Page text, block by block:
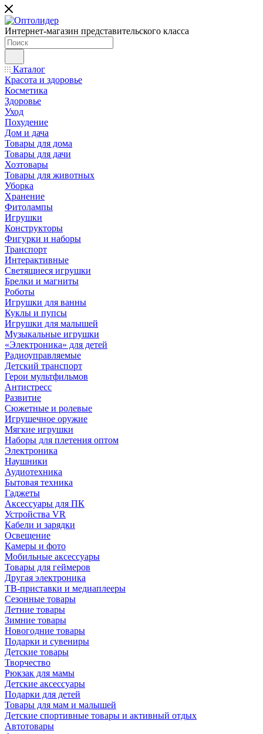
Интернет-магазин представительского класса
Каталог
Красота и здоровье
Косметика
Здоровье
Уход
Похудение
Дом и дача
Товары для дома
Товары для дачи
Хозтовары
Товары для животных
Уборка
Хранение
Фитолампы
Игрушки
Конструкторы
Фигурки и наборы
Транспорт
Интерактивные
Светящиеся игрушки
Брелки и магниты
Роботы
Игрушки для ванны
Куклы и пупсы
Игрушки для малышей
Музыкальные игрушки
«Электроника» для детей
Радиоуправляемые
Детский транспорт
Герои мультфильмов
Антистресс
Развитие
Сюжетные и ролевые
Игрушечное оружие
Мягкие игрушки
Наборы для плетения оптом
Электроника
Наушники
Аудиотехника
Бытовая техника
Гаджеты
Аксессуары для ПК
Устройства VR
Кабели и зарядки
Освещение
Камеры и фото
Мобильные аксессуары
Товары для геймеров
Другая электроника
ТВ-приставки и медиаплееры
Сезонные товары
Летние товары
Зимние товары
Новогодние товары
Подарки и сувениры
Детские товары
Творчество
Рюкзак для мамы
Детские аксессуары
Подарки для детей
Товары для мам и малышей
Детские спортивные товары и активный отдых
Автотовары